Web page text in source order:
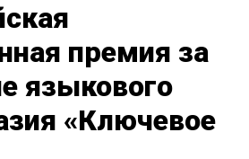
премия за
языкового
«Ключевое